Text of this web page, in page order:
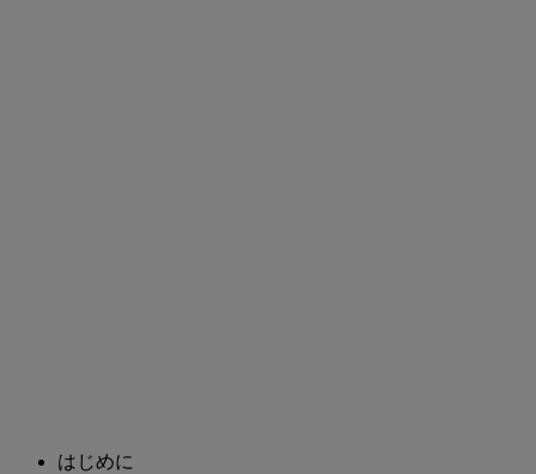
はじめに